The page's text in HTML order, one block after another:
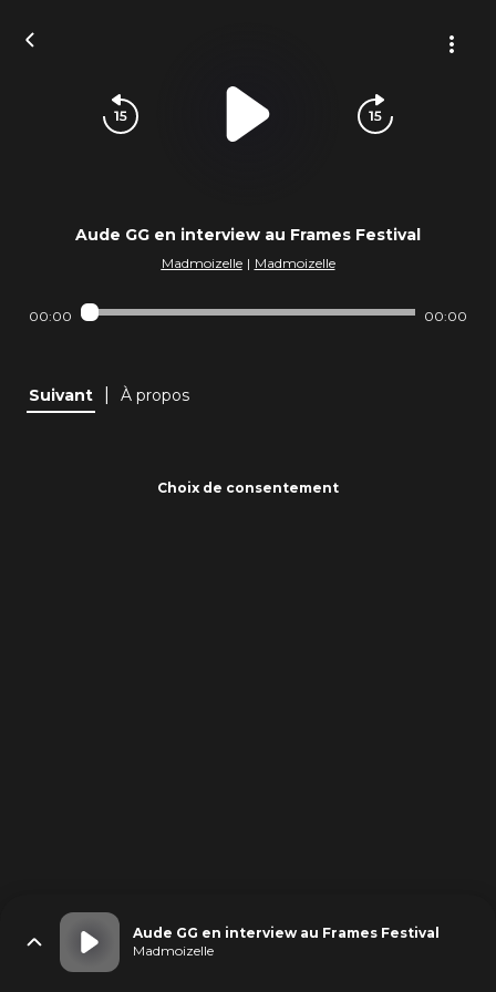
Aude GG en interview au Frames Festival
Madmoizelle | Madmoizelle
00:00 00:00
Suivant À propos
Choix de consentement
Aude GG en interview au Frames Festival
Madmoizelle